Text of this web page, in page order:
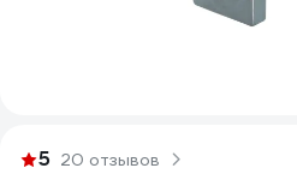
5 20 отзывов